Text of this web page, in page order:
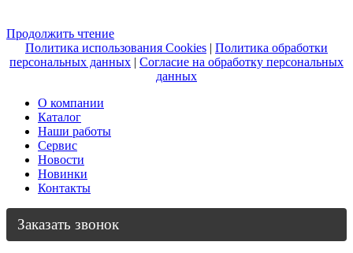
Продолжить чтение
Политика использования Cookies | Политика обработки
персональных данных | Согласие на обработку персональных
данных
О компании
Каталог
Наши работы
Сервис
Новости
Новинки
Контакты
Заказать звонок